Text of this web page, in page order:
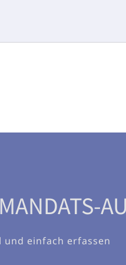
und einfach erfassen